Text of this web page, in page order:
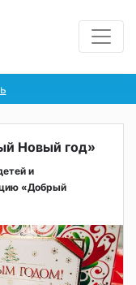
Новый год»
и
«Добрый